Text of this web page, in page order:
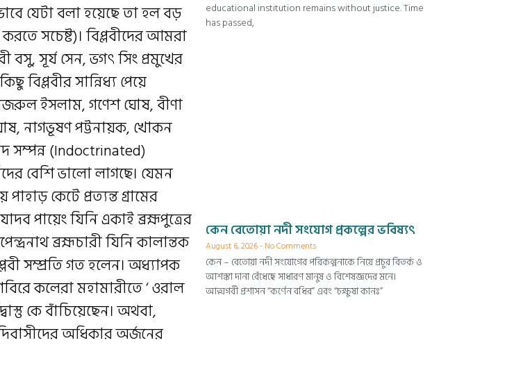
যেটা বলা হয়েছে তা হল বড়
সচেষ্ট)। বিপ্লবীদের আমরা
বসু, সূর্য সেন, ভগৎ সিং প্রমুখের
সান্নিধ্য পেয়ে
ইসলাম, গণেশ ঘোষ, বীণা
নাগভূষণ পট্টনায়ক, খোকন
সম্পন্ন (Indoctrinated)
বেশি ভালো লাগছে। যেমন
কেটে প্রত্যন্ত গ্রামের
পায়েং যিনি একাই ব্রহ্মপুত্রের
ব্রহ্মচারী যিনি কালান্তক
সম্প্রতি গত হলেন। অধ্যাপক
কলেরা মহামারীতে ‘ ওরাল
কে বাঁচিয়েছেন। অথবা,
অধিকার অর্জনের
educational institution remains without justice. Time
has passed,
কেন বেতোয়া নদী সংযোগ প্রকল্পের ভবিষ্যৎ
August 6, 2026 No Comments
কেন – বেতোয়া নদী সংযোগের পরিকল্পনাকে নিয়ে প্রচুর বিতর্ক ও
আশঙ্কা দানা বেঁধেছে সাধারণ মানুষ ও বিশেষজ্ঞদের মনে।
আত্মগর্বী প্রশাসন “কর্ণেন বধির” এবং “চক্ষুষা কানঃ”